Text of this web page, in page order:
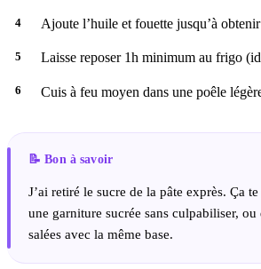
Ajoute l’huile et fouette jusqu’à
Laisse reposer 1h minimum au frigo
Cuis à feu moyen dans une poêle
J’ai retiré le sucre de la pâte exprès. Ça
une garniture sucrée sans culpabiliser, ou
salées avec la même base.